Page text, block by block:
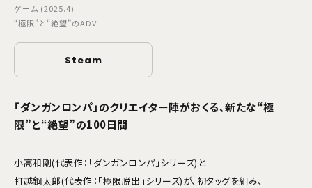
ゲーム (2025.4)
“極限”と“絶望”のADV
Steam
「ダンガンロンパ」のクリエイター陣がおくる、新たな“極
限”と“絶望”の100日間
小高和剛(代表作：「ダンガンロンパ」シリーズ)と
打越鋼太郎(代表作：「極限脱出」シリーズ)が、初タッグを組み、